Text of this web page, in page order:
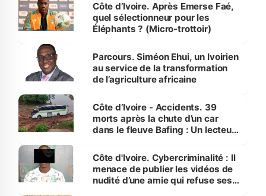
Côte d’Ivoire. Après Emerse Faé,
quel sélectionneur pour les
Éléphants ? (Micro-trottoir)
Parcours. Siméon Ehui, un Ivoirien
au service de la transformation
de l’agriculture africaine
Côte d’Ivoire - Accidents. 39
morts après la chute d’un car
dans le fleuve Bafing : Un lecteur
des Transports
Côte d'Ivoire. Cybercriminalité : Il
menace de publier les vidéos de
nudité d’une amie qui refuse ses